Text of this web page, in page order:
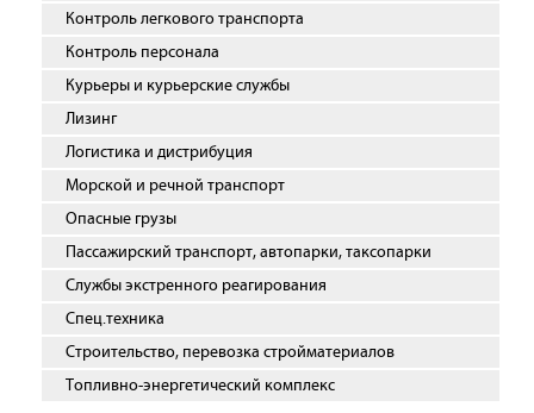
Контроль легкового транспорта
Контроль персонала
Курьеры и курьерские службы
Лизинг
Логистика и дистрибуция
Морской и речной транспорт
Опасные грузы
Пассажирский транспорт, автопарки, таксопарки
Службы экстренного реагирования
Спец.техника
Строительство, перевозка стройматериалов
Топливно-энергетический комплекс